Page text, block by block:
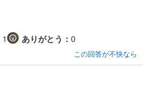
1 ありがとう： 0
この回答が不快なら